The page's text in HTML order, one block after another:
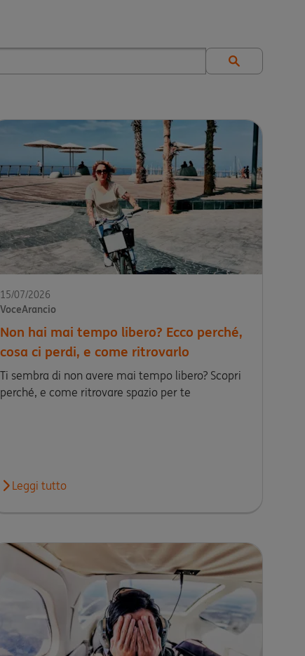
ecco come fare e risparmiare in bolletta d’estate
15/07/2026
VoceArancio
Non hai mai tempo libero? Ecco perché,
cosa ci perdi, e come ritrovarlo
Ti sembra di non avere mai tempo libero? Scopri
perché, e come ritrovare spazio per te
Leggi tutto
Leggi l'articolo Non hai mai tempo libero? Ecco perché,